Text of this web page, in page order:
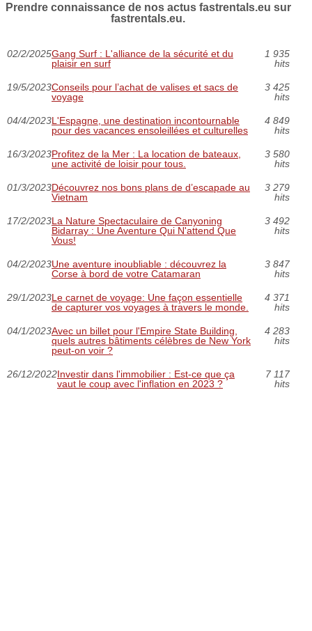
Prendre connaissance de nos actus fastrentals.eu sur
fastrentals.eu.
02/2/2025Gang Surf : L'alliance de la sécurité et du
plaisir en surf
1 935
hits
19/5/2023Conseils pour l’achat de valises et sacs de
voyage
3 425
hits
04/4/2023L'Espagne, une destination incontournable
pour des vacances ensoleillées et culturelles
4 849
hits
16/3/2023Profitez de la Mer : La location de bateaux,
une activité de loisir pour tous.
3 580
hits
01/3/2023Découvrez nos bons plans de d’escapade au
Vietnam
3 279
hits
17/2/2023La Nature Spectaculaire de Canyoning
Bidarray : Une Aventure Qui N'attend Que
Vous!
3 492
hits
04/2/2023Une aventure inoubliable : découvrez la
Corse à bord de votre Catamaran
3 847
hits
29/1/2023Le carnet de voyage: Une façon essentielle
de capturer vos voyages à travers le monde.
4 371
hits
04/1/2023Avec un billet pour l'Empire State Building,
quels autres bâtiments célèbres de New York
peut-on voir ?
4 283
hits
26/12/2022Investir dans l'immobilier : Est-ce que ça
vaut le coup avec l'inflation en 2023 ?
7 117
hits